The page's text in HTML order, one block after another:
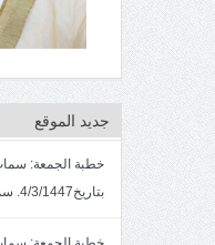
جديد الموقع
بتاريخ4/3/1447. سماحة الشيخ مصطفى المرهون